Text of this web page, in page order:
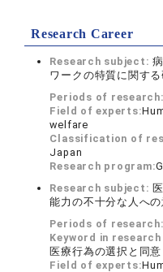
Research Career
Research subject:
ワークの特質に関す
Periods of
Field of experts:
welfare
Classification of
Japan
Research program:
Research subject:
能力の不十分な人へ
Periods of
Keyword in
医療行為の選択と同
Field of experts: